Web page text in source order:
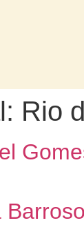
Rio